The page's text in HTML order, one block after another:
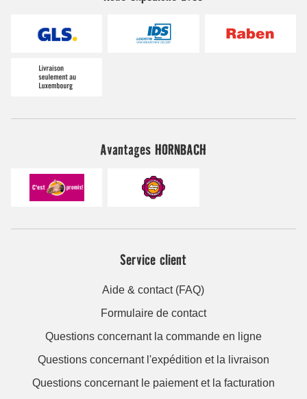
Avantages HORNBACH
Service client
Aide & contact (FAQ)
Formulaire de contact
Questions concernant la commande en ligne
Questions concernant l'expédition et la livraison
Questions concernant le paiement et la facturation